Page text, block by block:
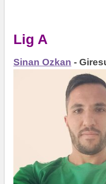
Lig A
Sinan Ozkan -